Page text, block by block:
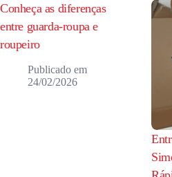
Conheça as diferenças
entre guarda-roupa e
roupeiro
24/02/2026